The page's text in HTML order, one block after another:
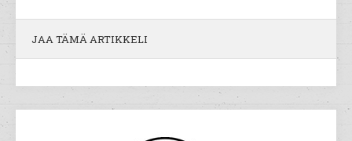
JAA TÄMÄ ARTIKKELI